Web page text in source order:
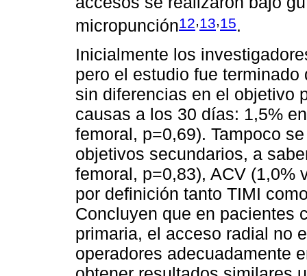
micropunción12,13,15.
Inicialmente los
pero el estudio fue
sin diferencias en el objetivo
causas a los 30 días: 1,5%
femoral, p=0,69). Tampoco
objetivos secundarios, a
femoral, p=0,83), ACV (1,0%
por definición tanto TIMI
Concluyen que en pacientes
primaria, el acceso radial no
operadores adecuadamente